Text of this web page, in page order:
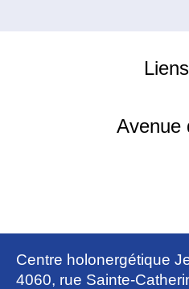
Avenue
Centre holonergétique
4060, rue Sainte-